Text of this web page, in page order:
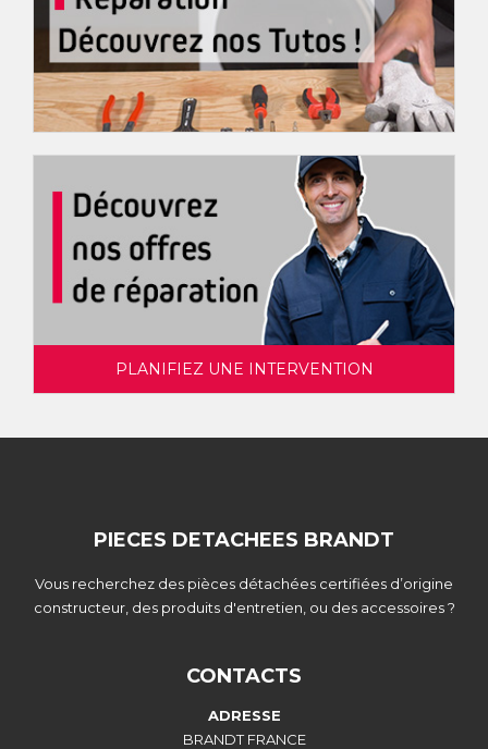
PLANIFIEZ UNE INTERVENTION
PIECES DETACHEES BRANDT
Vous recherchez des pièces détachées certifiées d’origine
constructeur, des produits d'entretien, ou des accessoires ?
CONTACTS
ADRESSE
BRANDT FRANCE